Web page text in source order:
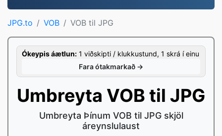
JPG.to VOB VOB til JPG
Ókeypis áætlun: 1 viðskipti / klukkustund, 1 skrá í einu
Fara ótakmarkað →
Umbreyta VOB til JPG
Umbreyta Þínum VOB til JPG skjöl
áreynslulaust